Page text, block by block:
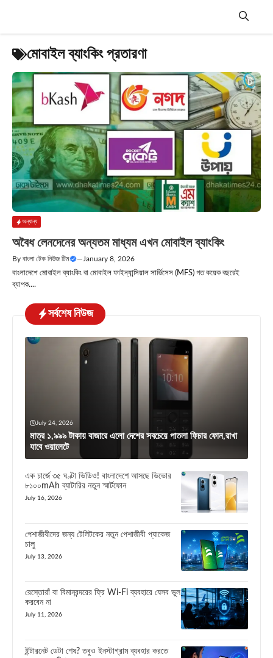
Menu
মোবাইল ব্যাংকিং প্রতারণা
অন্যান্য
অবৈধ লেনদেনের অন্যতম মাধ্যম এখন মোবাইল ব্যাংকিং
By বাংলা টেক নিউজ টিম — January 8, 2026
বাংলাদেশে মোবাইল ব্যাংকিং বা মোবাইল ফাইন্যান্সিয়াল সার্ভিসেস (MFS) গত কয়েক বছরেই
ব্যাপক....
সর্বশেষ নিউজ
July 24, 2026
মাত্র ১,৯৯৯ টাকায় বাজারে এলো দেশের সবচেয়ে পাতলা ফিচার ফোন,রাখা
যাবে ওয়ালেটে
এক চার্জে ৩৫ ঘণ্টা ভিডিও! বাংলাদেশে আসছে ভিভোর
৮১০০mAh ব্যাটারির নতুন স্মার্টফোন
July 16, 2026
পেশাজীবীদের জন্য টেলিটকের নতুন পেশাজীবী প্যাকেজ
চালু
July 13, 2026
রেস্তোরাঁ বা বিমানবন্দরের ফ্রি Wi-Fi ব্যবহারে যেসব ভুল
করবেন না
July 11, 2026
ইন্টারনেট ডেটা শেষ? তবুও ইনস্টাগ্রাম ব্যবহার করতে